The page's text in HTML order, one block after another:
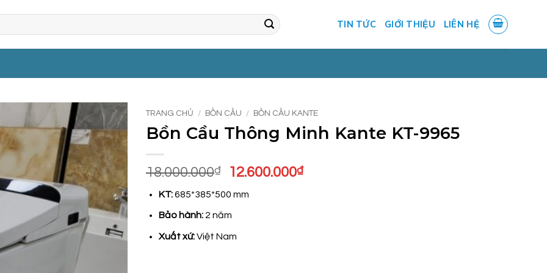
TIN TỨC GIỚI THIỆU LIÊN HỆ
TRANG CHỦ / BỒN CẦU / BỒN CẦU KANTE
Bồn Cầu Thông Minh Kante KT-9965
18.000.000₫
Giá
là:
18.000.000₫.
12.600.000₫Giá
KT:685*385*500 mm
Bảo hành: 2 năm
Xuất xứ:Việt Nam